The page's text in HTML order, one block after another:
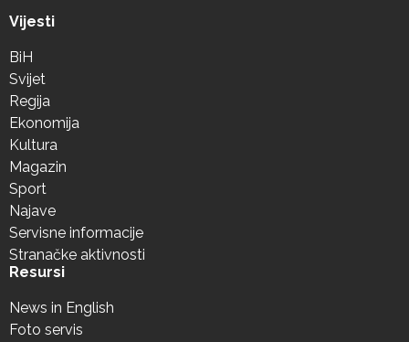
Vijesti
BiH
Svijet
Regija
Ekonomija
Kultura
Magazin
Sport
Najave
Servisne informacije
Stranačke aktivnosti
Resursi
News in English
Foto servis